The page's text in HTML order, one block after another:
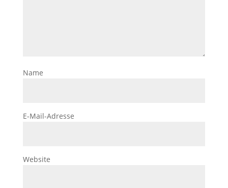
Name
E-Mail-Adresse
Website